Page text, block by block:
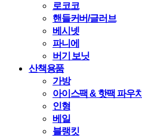
로코코
핸들커버/글러브
베시넷
파니에
버기 보닛
산책용품
가방
아이스팩 & 핫팩 파우치
인형
베일
블랭킷